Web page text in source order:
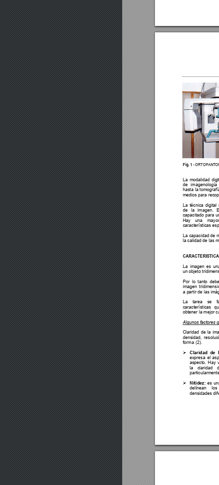
Fig. 1 -
La modalidad
de
hasta la
medios para
La técnica digital
de la imagen.
capacitado para
Hay una
características
La capacidad de
la calidad de las
La imagen es
un objeto
Por lo tanto
imagen
a partir de las
La tarea se
características
obtener la mejor
Algunos factores
Claridad de la
densidad,
forma (2).
 Claridad de
expresa el
aspecto. Hay
la claridad
 Nitidez: es
delínean
densidades